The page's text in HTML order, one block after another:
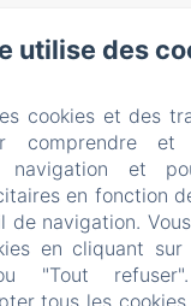
Politique de
Informations légales
Informations sur les
EN
FR ES IT
utilise des
cookies et des
comprendre et
navigation et
en fonction
navigation.
en cliquant sur
"Tout
tous les